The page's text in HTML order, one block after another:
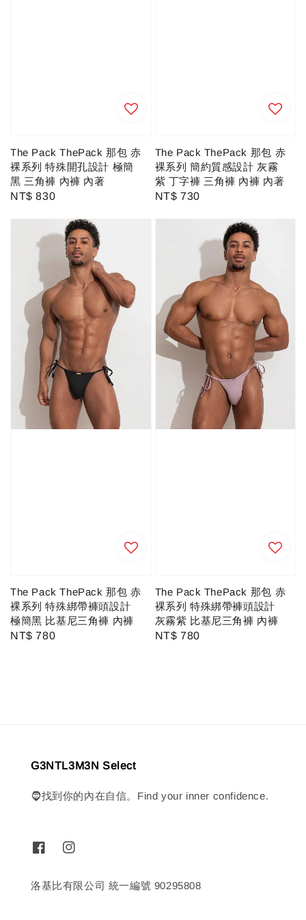
The Pack ThePack 那包 赤
裸系列 特殊開孔設計 極簡
黑 三角褲 內褲 內著
Regular
NT$ 830
The Pack ThePack 那包 赤
裸系列 簡約質感設計 灰霧
紫 丁字褲 三角褲 內褲 內著
Regular
NT$ 730
The Pack ThePack 那包 赤
裸系列 特殊綁帶褲頭設計
極簡黑 比基尼三角褲 內褲
Regular
NT$ 780
The Pack ThePack 那包 赤
裸系列 特殊綁帶褲頭設計
灰霧紫 比基尼三角褲 內褲
Regular
NT$ 780
G3NTL3M3N Select
🧔找到你的內在自信。Find your inner confidence.
洛基比有限公司 統一編號 90295808